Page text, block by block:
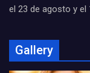
el 23 de agosto y el
Gallery